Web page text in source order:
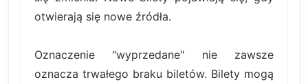
otwierają się nowe źródła.
Oznaczenie "wyprzedane" nie zawsze
oznacza trwałego braku biletów. Bilety mogą